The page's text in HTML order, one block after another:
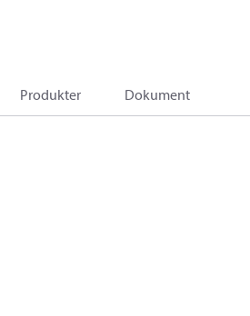
Produkter Dokument